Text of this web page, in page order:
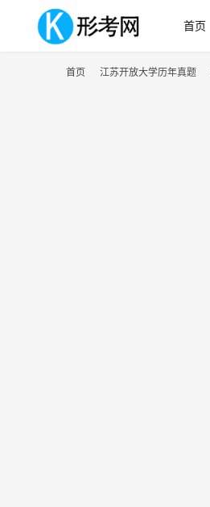
首页
首页 江苏开放大学历年真题